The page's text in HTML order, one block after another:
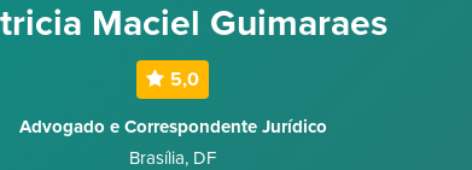
Maciel Guimaraes
5,0
Advogado e Correspondente Jurídico
Brasília, DF